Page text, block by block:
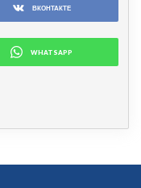
ВКОНТАКТЕ
WHATSAPP